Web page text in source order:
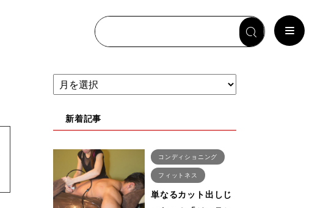
新着記事
コンディショニング
フィットネス
単なるカット出しじ